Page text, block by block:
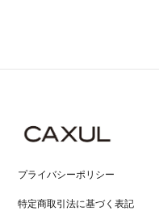
プライバシーポリシー
特定商取引法に基づく表記